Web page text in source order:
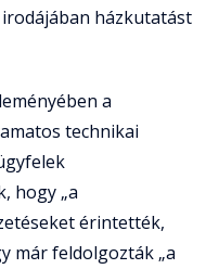
házkutatást
a
technikai
hogy „a
érintették,
már feldolgozták „a